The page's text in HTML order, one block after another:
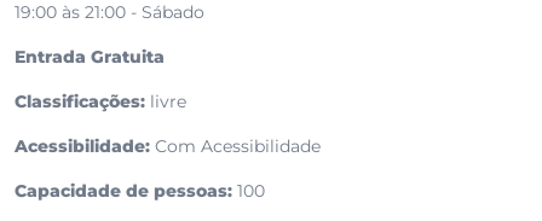
19:00 às 21:00 - Sábado
Entrada Gratuita
Classificações: livre
Acessibilidade: Com Acessibilidade
Capacidade de pessoas: 100